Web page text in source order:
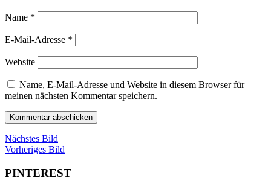
Name *
E-Mail-Adresse *
Website
Name, E-Mail-Adresse und Website in diesem Browser für
meinen nächsten Kommentar speichern.
Nächstes Bild
Vorheriges Bild
PINTEREST